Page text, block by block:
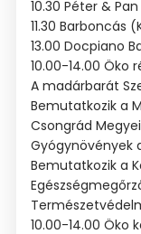
10.30 Péter &
11.30 Barboncás
13.00 Docpiano
10.00-14.00 Öko
A madárbarát
Bemutatkozik a
Csongrád
Gyógynövények
Bemutatkozik a
10.00-14.00 Öko